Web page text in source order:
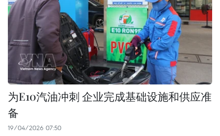
为E10汽油冲刺 企业完成基础设施和供应准
备
19/04/2026 07:50